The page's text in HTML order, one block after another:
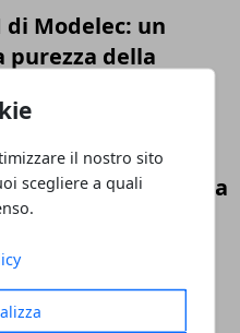
il nostro sito
scegliere a quali
di Modelec: un
purezza della
il Top della cucina